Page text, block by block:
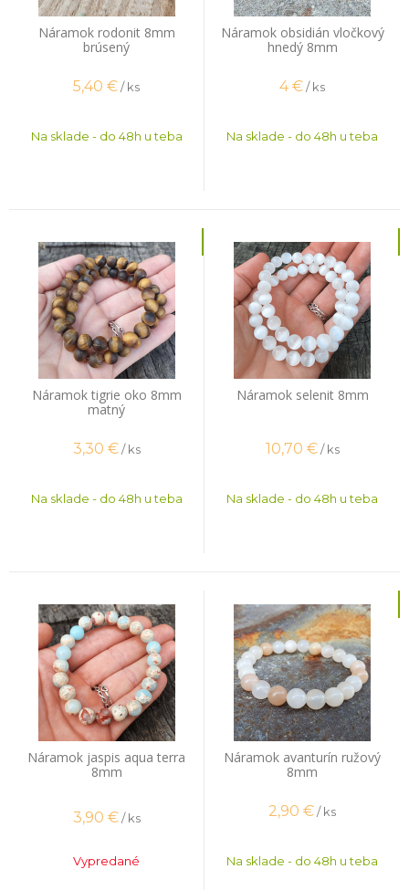
Náramok rodonit 8mm
brúsený
5,40 €/ ks
Na sklade - do 48h u teba
Náramok obsidián vločkový
hnedý 8mm
4 €/ ks
Na sklade - do 48h u teba
Náramok tigrie oko 8mm
matný
3,30 € / ks
Na sklade - do 48h u teba
Náramok selenit 8mm
10,70 € / ks
Na sklade - do 48h u teba
Náramok jaspis aqua terra
8mm
3,90 € / ks
Vypredané
Náramok avanturín ružový
8mm
2,90 €/ ks
Na sklade - do 48h u teba